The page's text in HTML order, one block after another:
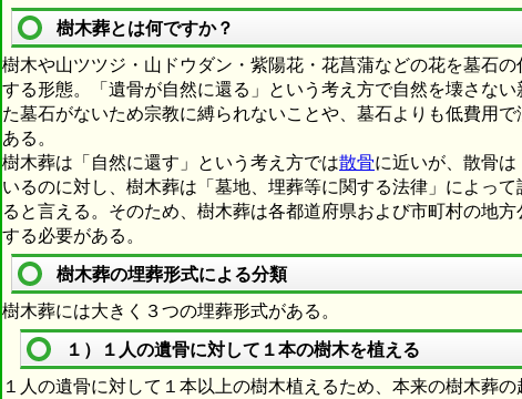
樹木葬とは何ですか？
樹木や山ツツジ・山ドウダン・紫陽花・花菖蒲などの花を墓石
する形態。「遺骨が自然に還る」という考え方で自然を壊さな
た墓石がないため宗教に縛られないことや、墓石よりも低費用で
ある。
樹木葬は「自然に還す」という考え方では散骨に近いが、散骨は
いるのに対し、樹木葬は「墓地、埋葬等に関する法律」によっ
ると言える。そのため、樹木葬は各都道府県および市町村の地
する必要がある。
樹木葬の埋葬形式による分類
樹木葬には大きく３つの埋葬形式がある。
１）１人の遺骨に対して１本の樹木を植える
１人の遺骨に対して１本以上の樹木植えるため、本来の樹木葬